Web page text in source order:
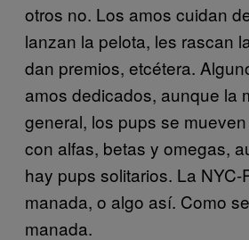
otros no. Los amos cuidan
lanzan la pelota, les rascan
dan premios, etcétera.
amos dedicados, aunque la
general, los pups se
con alfas, betas y omegas,
hay pups solitarios. La NYC-
manada, o algo así. Como
manada.